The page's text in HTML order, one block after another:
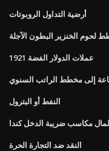
أرضية التداول الروبوتات
لحوم الخنزير البطون الآجلة
عملات الدولار الفضة 1921
إلى مخطط الراتب السنوي
النفط أو البترول
مكاسب ضريبة الدخل كندا
النقد ضد التجارة الحرة